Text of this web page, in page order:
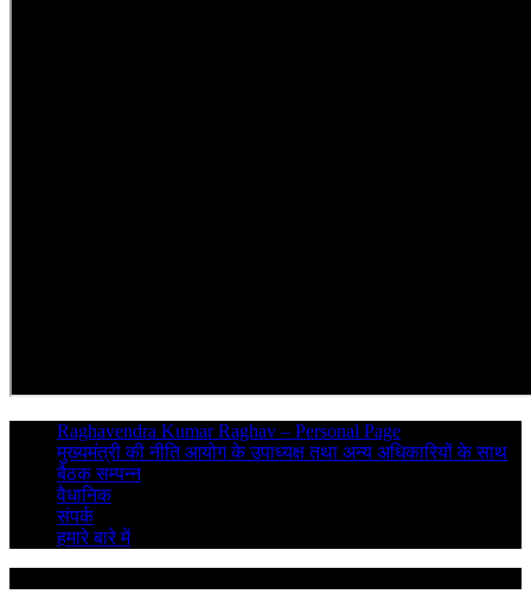
Raghavendra Kumar Raghav – Personal Page
मुख्यमंत्री की नीति आयोग के उपाध्यक्ष तथा अन्य अधिकारियों के साथ
बैठक सम्पन्न
वैधानिक
संपर्क
हमारे बारे में